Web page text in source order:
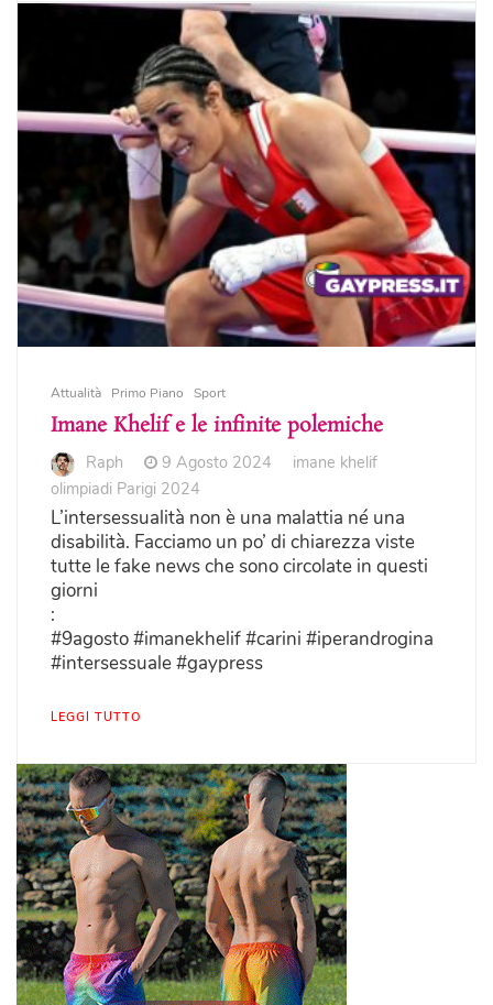
Attualità Primo Piano Sport
Imane Khelif e le infinite polemiche
Raph 9 Agosto 2024
imane khelif
olimpiadi Parigi 2024
L’intersessualità non è una malattia né una
disabilità. Facciamo un po’ di chiarezza viste
tutte le fake news che sono circolate in questi
giorni
:
#9agosto #imanekhelif #carini #iperandrogina
#intersessuale #gaypress
LEGGI TUTTO